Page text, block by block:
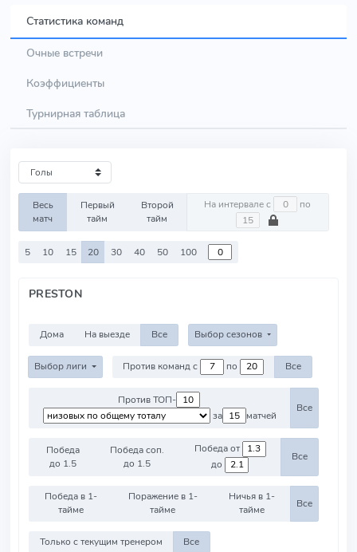
Статистика команд
Очные встречи
Коэффициенты
Турнирная таблица
Весь
матч
Первый
тайм
Второй
тайм
На интервале с по
5 10 15 20 30 40 50 100
PRESTON
Дома На выезде Все Выбор сезонов
Выбор лиги Против команд с по Все
Против ТОП-
за
матчей
Все
Победа
до 1.5
Победа соп.
до 1.5
Победа от
до
Все
Победа в 1-
тайме
Поражение в 1-
тайме
Ничья в 1-
тайме
Все
Только с текущим тренером Все